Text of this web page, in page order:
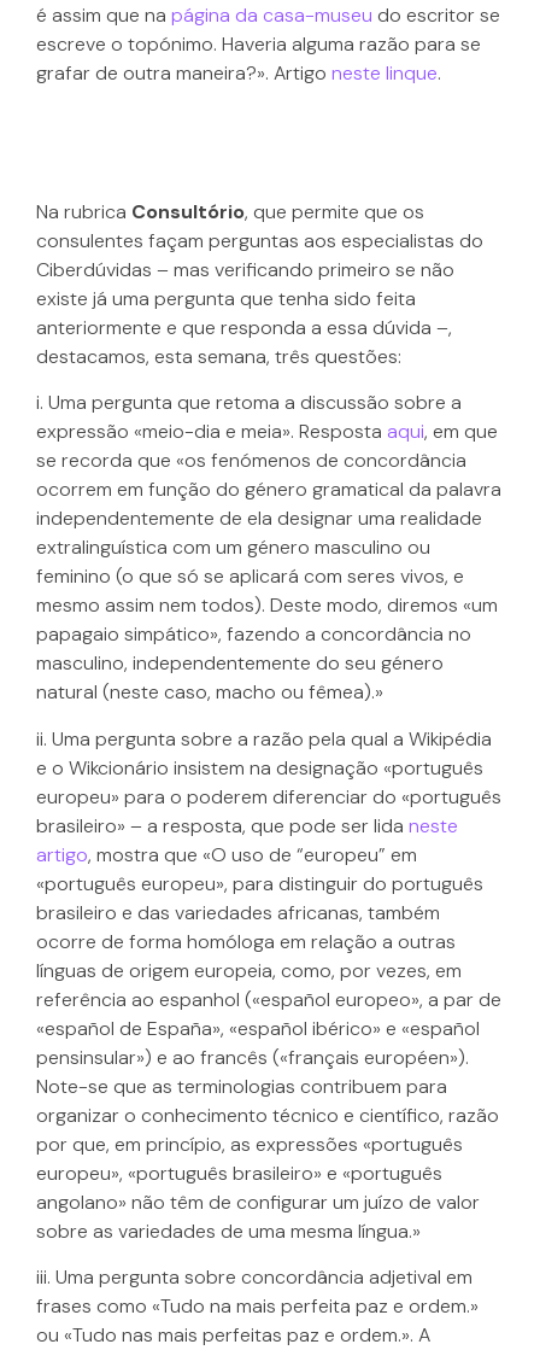
é assim que na página da casa-museu do escritor se
escreve o topónimo. Haveria alguma razão para se
grafar de outra maneira?». Artigo neste linque.
Na rubrica Consultório, que permite que os
consulentes façam perguntas aos especialistas do
Ciberdúvidas – mas verificando primeiro se não
existe já uma pergunta que tenha sido feita
anteriormente e que responda a essa dúvida –,
destacamos, esta semana, três questões:
i. Uma pergunta que retoma a discussão sobre a
expressão «meio-dia e meia». Resposta aqui, em que
se recorda que «os fenómenos de concordância
ocorrem em função do género gramatical da palavra
independentemente de ela designar uma realidade
extralinguística com um género masculino ou
feminino (o que só se aplicará com seres vivos, e
mesmo assim nem todos). Deste modo, diremos «um
papagaio simpático», fazendo a concordância no
masculino, independentemente do seu género
natural (neste caso, macho ou fêmea).»
ii. Uma pergunta sobre a razão pela qual a Wikipédia
e o Wikcionário insistem na designação «português
europeu» para o poderem diferenciar do «português
brasileiro» – a resposta, que pode ser lida neste
artigo, mostra que «O uso de “europeu” em
«português europeu», para distinguir do português
brasileiro e das variedades africanas, também
ocorre de forma homóloga em relação a outras
línguas de origem europeia, como, por vezes, em
referência ao espanhol («español europeo», a par de
«español de España», «español ibérico» e «español
pensinsular») e ao francês («français européen»).
Note-se que as terminologias contribuem para
organizar o conhecimento técnico e científico, razão
por que, em princípio, as expressões «português
europeu», «português brasileiro» e «português
angolano» não têm de configurar um juízo de valor
sobre as variedades de uma mesma língua.»
iii. Uma pergunta sobre concordância adjetival em
frases como «Tudo na mais perfeita paz e ordem.»
ou «Tudo nas mais perfeitas paz e ordem.». A